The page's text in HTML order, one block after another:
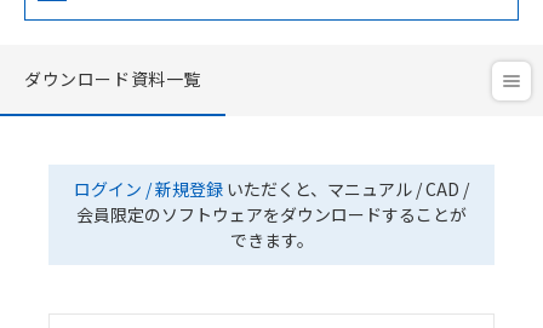
ダウンロード資料一覧
ログイン / 新規登録 いただくと、マニュアル / CAD /
会員限定のソフトウェアをダウンロードすることが
できます。